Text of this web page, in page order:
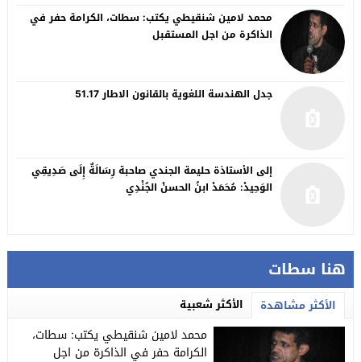
هنا سطات
الأكثر مشاهدة الأكثر شعبية
محمد لامين شنقيطي يكتب: سطات،
الكرامة حفر في الذاكرة من اجل
محمد لامين شنقيطي يكتب: سطات، الكرامة حفر في
الذاكرة من اجل المستقبل
جدل الهندسة اللغوية بالقانون الاطار 51.17
إلى الأستاذة حليمة الجندي صاحبة رِسَالَةٌ إِلَى صَدِيقِي
الوَحِيدْ: مُحَمَدْ ابنُ الحسنْ الجُنْدِي